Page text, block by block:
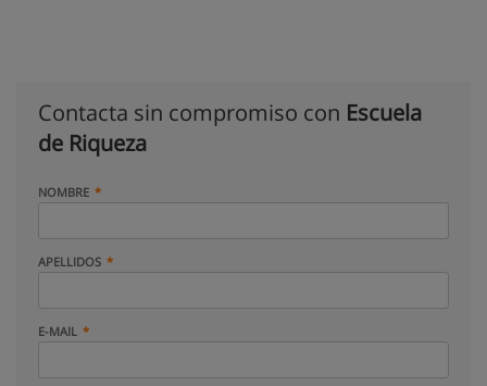
Contacta sin compromiso con Escuela
de Riqueza
NOMBRE
APELLIDOS
E-MAIL